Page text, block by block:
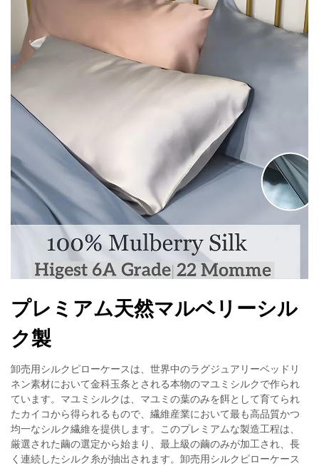
プレミアム天然マルベリーシル
ク製
卸売用シルクピローケースは、世界中のラグジュアリーベッドリ
ネン素材において金科玉条とされる本物のマユミシルクで作られ
ています。マユミシルクは、マユミの葉のみを餌として育てられ
たカイコから得られるもので、繊維産業において最も高品質かつ
均一なシルク繊維を提供します。このプレミアムな製造工程は、
厳選された繭の選定から始まり、最上級の繭のみが加工され、長
く連続したシルク糸が抽出されます。卸売用シルクピローケース